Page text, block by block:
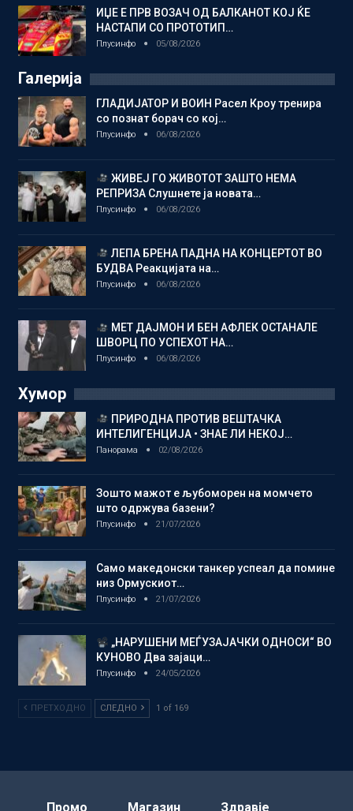
ИЏЕ Е ПРВ ВОЗАЧ ОД БАЛКАНОТ КОЈ ЌЕ
НАСТАПИ СО ПРОТОТИП…
Плусинфо 05/08/2026
Галерија
ГЛАДИЈАТОР И ВОИН Расел Кроу тренира
со познат борач со кој…
Плусинфо 06/08/2026
ЖИВЕЈ ГО ЖИВОТОТ ЗАШТО НЕМА
РЕПРИЗА Слушнете ја новата…
Плусинфо 06/08/2026
ЛЕПА БРЕНА ПАДНА НА КОНЦЕРТОТ ВО
БУДВА Реакцијата на…
Плусинфо 06/08/2026
МЕТ ДАЈМОН И БЕН АФЛЕК ОСТАНАЛЕ
ШВОРЦ ПО УСПЕХОТ НА…
Плусинфо 06/08/2026
Хумор
ПРИРОДНА ПРОТИВ ВЕШТАЧКА
ИНТЕЛИГЕНЦИЈА • ЗНАЕ ЛИ НЕКОЈ…
Панорама 02/08/2026
Зошто мажот е љубоморен на момчето
што одржува базени?
Плусинфо 21/07/2026
Само македонски танкер успеал да помине
низ Ормускиот…
Плусинфо 21/07/2026
„НАРУШЕНИ МЕЃУЗАЈАЧКИ ОДНОСИ“ ВО
КУНОВО Два зајаци…
Плусинфо 24/05/2026
ПРЕТХОДНО СЛЕДНО 1 of 169
Промо Магазин Здравје